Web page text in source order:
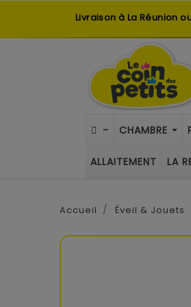
Livraison à La Réunion
- CHAMBRE
ALLAITEMENT LA
Accueil Éveil & Jouets